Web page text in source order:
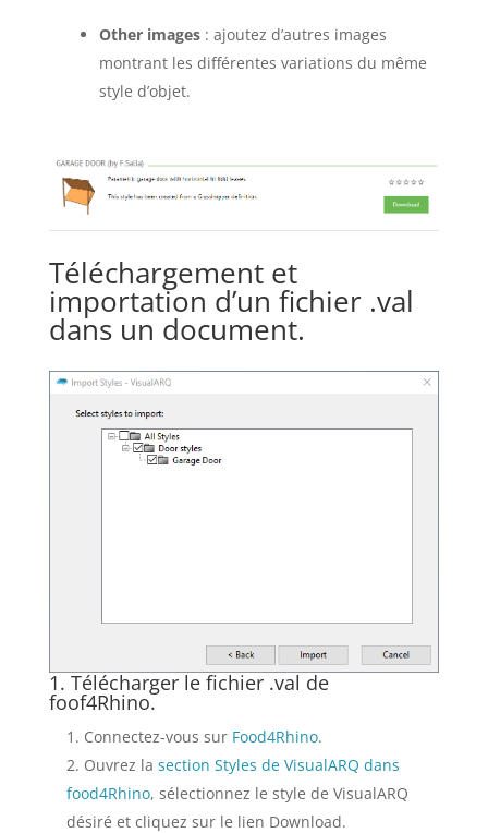
Other images : ajoutez d’autres images
montrant les différentes variations du même
style d’objet.
Téléchargement et
importation d’un fichier .val
dans un document.
1. Télécharger le fichier .val de
foof4Rhino.
Connectez-vous sur Food4Rhino.
Ouvrez la section Styles de VisualARQ dans
food4Rhino, sélectionnez le style de VisualARQ
désiré et cliquez sur le lien Download.